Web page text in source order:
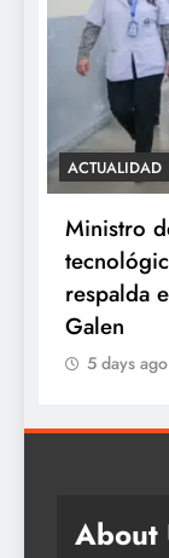
ACTUALIDAD
Ministro
respalda
Galen
5 days ago
About